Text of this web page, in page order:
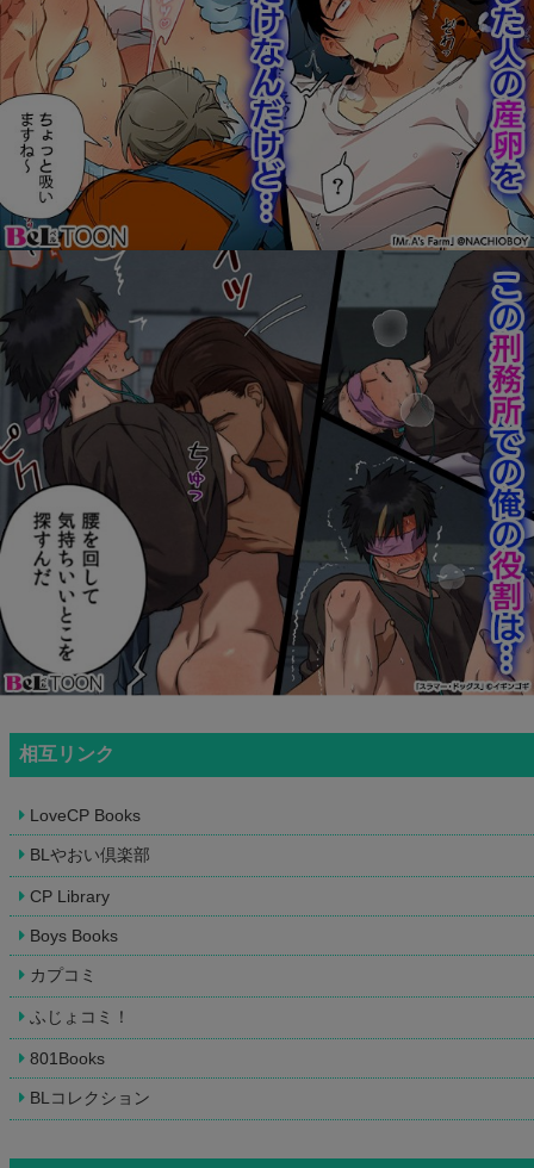
相互リンク
LoveCP Books
BLやおい倶楽部
CP Library
Boys Books
カプコミ
ふじょコミ！
801Books
BLコレクション